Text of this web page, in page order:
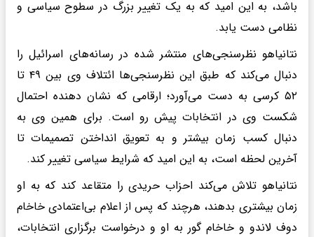
باشد، به این امید که به یک تغییر بزرگ در سطوح سیاسی و
نظامی دست یابد.
نتانیاهو نظرسنجی‌های منتشر شده در رسانه‌های اسرائیل را
دنبال می‌کند که طبق این نظرسنجی‌ها ائتلاف وی بین ۴۹ تا
۵۲ کرسی به دست می‌آورد؛ ارقامی که نشان دهنده احتمال
شکست وی در انتخابات پیش رو است. برای همین وی به
دنبال کسب زمان بیشتر و به تعویق انداختن تصمیمات تا
آخرین لحظه است، به این امید که شرایط سیاسی تغییر کند.
نتانیاهو تلاش می‌کند احزاب حریدی را متقاعد کند که به او
زمان بیشتری بدهند، هرچند که پس از اعلام بی‌اعتمادی خاخام
دوف لاندو و خاخام گور به او و درخواست برگزاری انتخابات،